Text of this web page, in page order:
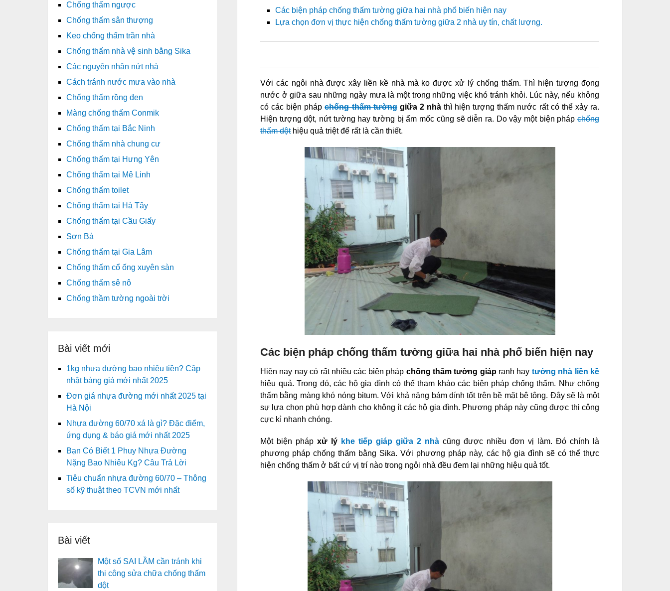
Các biện pháp chống thấm tường giữa hai nhà phổ biến hiện nay
Lựa chọn đơn vị thực hiện chống thấm tường giữa 2 nhà uy tín, chất lượng.
Với các ngôi nhà được xây liền kề nhà mà ko được xử lý chống thấm. Thì hiện tượng đọng
nước ở giữa sau những ngày mưa là một trong những việc khó tránh khỏi. Lúc này, nếu không
có các biện phápchống thấm tườnggiữa 2 nhàthì hiện tượng thấm nước rất có thể xảy ra.
Hiện tượng dột, nứt tường hay tường bị ẩm mốc cũng sẽ diễn ra. Do vậy một biện pháp chống
thấm dộthiệu quả triệt để rất là cần thiết.
Các biện pháp chống thấm tường giữa hai nhà phổ biến hiện nay
Hiện nay nay có rất nhiều các biện pháp chống thấm tường giápranh hay tường nhà liền kề
hiệu quả. Trong đó, các hộ gia đình có thể tham khảo các biện pháp chống thấm. Như chống
thấm bằng màng khó nóng bitum. Với khả năng bám dính tốt trên bề mặt bê tông. Đây sẽ là một
sự lựa chọn phù hợp dành cho không ít các hộ gia đình. Phương pháp này cũng được thi công
cực kì nhanh chóng.
Một biện pháp xử lý khe tiếp giáp giữa 2 nhà cũng được nhiều đơn vị làm. Đó chính là
phương pháp chống thấm bằng Sika. Với phương pháp này, các hộ gia đình sẽ có thể thực
hiện chống thấm ở bất cứ vị trí nào trong ngôi nhà đều đem lại những hiệu quả tốt.
Chống thấm ngược
Chống thấm sân thượng
Keo chống thấm trần nhà
Chống thấm nhà vệ sinh bằng Sika
Các nguyên nhân nứt nhà
Cách tránh nước mưa vào nhà
Chống thấm rồng đen
Màng chống thấm Conmik
Chống thấm tại Bắc Ninh
Chống thấm nhà chung cư
Chống thấm tại Hưng Yên
Chống thấm tại Mê Linh
Chống thấm toilet
Chống thấm tại Hà Tây
Chống thấm tại Cầu Giấy
Sơn Bả
Chống thấm tại Gia Lâm
Chống thấm cổ ống xuyên sàn
Chống thấm sê nô
Chống thầm tường ngoài trời
Bài viết mới
1kg nhựa đường bao nhiêu tiền? Cập
nhật bảng giá mới nhất 2025
Đơn giá nhựa đường mới nhất 2025 tại
Hà Nội
Nhựa đường 60/70 xá là gì? Đặc điểm,
ứng dụng & báo giá mới nhất 2025
Bạn Có Biết 1 Phuy Nhựa Đường
Nặng Bao Nhiêu Kg? Câu Trả Lời
Tiêu chuẩn nhựa đường 60/70 – Thông
số kỹ thuật theo TCVN mới nhất
Bài viết
Một số SAI LẦM cần tránh khi
thi công sửa chữa chống thấm
dột